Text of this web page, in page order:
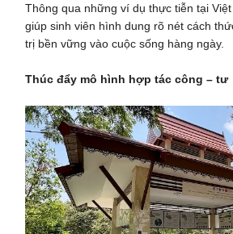
Thông qua những ví dụ thực tiễn tại
giúp sinh viên hình dung rõ nét cách
trị bền vững vào cuộc sống hàng ngày.
Thúc đẩy mô hình hợp tác công – tư